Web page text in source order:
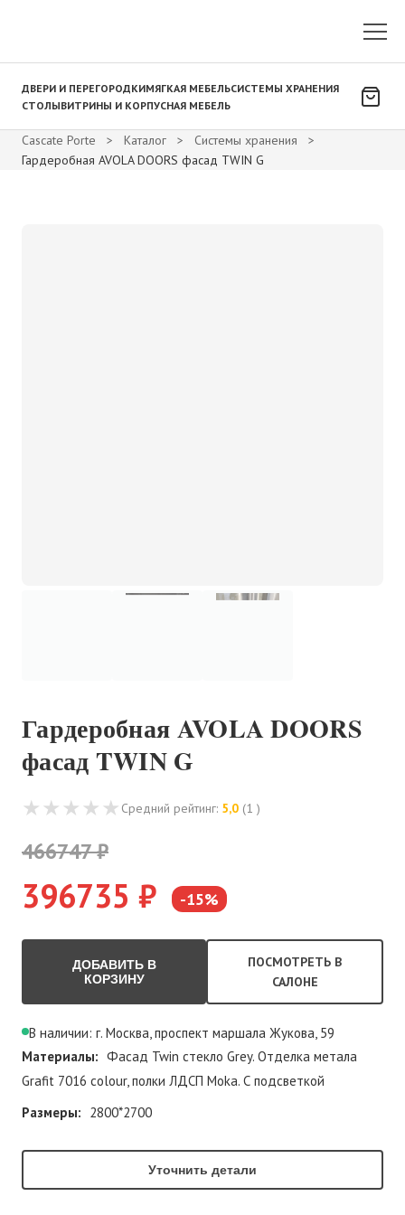
ДВЕРИ И ПЕРЕГОРОДКИМЯГКАЯ МЕБЕЛЬСИСТЕМЫ ХРАНЕНИЯ
СТОЛЫВИТРИНЫ И КОРПУСНАЯ МЕБЕЛЬ
Cascate Porte > Каталог > Системы хранения
>
Гардеробная AVOLA DOORS фасад TWIN G
Гардеробная AVOLA DOORS
фасад TWIN G
★★★★★ Средний рейтинг: 5,0 (1 )
466747 ₽
396735 ₽ -15%
ДОБАВИТЬ В
КОРЗИНУ
ПОСМОТРЕТЬ В
САЛОНЕ
В наличии: г. Москва, проспект маршала Жукова, 59
Материалы: Фасад Twin стекло Grey. Отделка метала
Grafit 7016 colour, полки ЛДСП Moka. С подсветкой
Размеры: 2800*2700
Уточнить детали